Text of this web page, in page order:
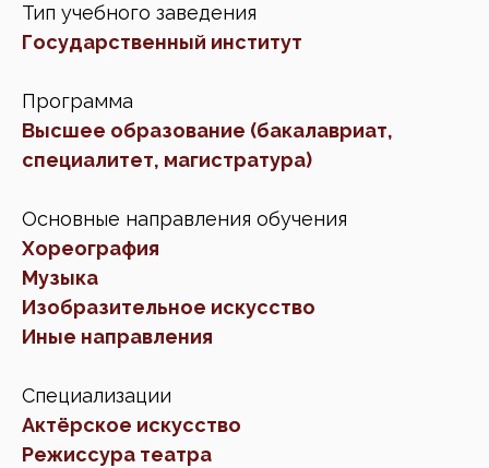
Тип учебного заведения
Государственный институт
Программа
Высшее образование (бакалавриат,
специалитет, магистратура)
Основные направления обучения
Хореография
Музыка
Изобразительное искусство
Иные направления
Специализации
Актёрское искусство
Режиссура театра